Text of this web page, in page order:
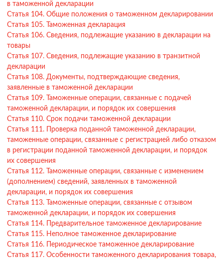
в таможенной декларации
Статья 104. Общие положения о таможенном декларировании
Статья 105. Таможенная декларация
Статья 106. Сведения, подлежащие указанию в декларации на
товары
Статья 107. Сведения, подлежащие указанию в транзитной
декларации
Статья 108. Документы, подтверждающие сведения,
заявленные в таможенной декларации
Статья 109. Таможенные операции, связанные с подачей
таможенной декларации, и порядок их совершения
Статья 110. Срок подачи таможенной декларации
Статья 111. Проверка поданной таможенной декларации,
таможенные операции, связанные с регистрацией либо отказом
в регистрации поданной таможенной декларации, и порядок
их совершения
Статья 112. Таможенные операции, связанные с изменением
(дополнением) сведений, заявленных в таможенной
декларации, и порядок их совершения
Статья 113. Таможенные операции, связанные с отзывом
таможенной декларации, и порядок их совершения
Статья 114. Предварительное таможенное декларирование
Статья 115. Неполное таможенное декларирование
Статья 116. Периодическое таможенное декларирование
Статья 117. Особенности таможенного декларирования товара,